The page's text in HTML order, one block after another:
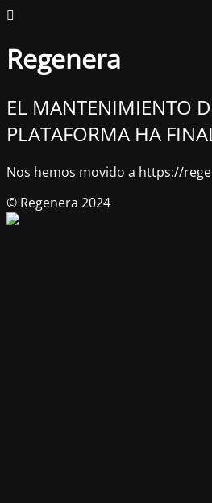
Regenera
EL MANTENIMIENTO
PLATAFORMA HA
Nos hemos movido a https://
© Regenera 2024